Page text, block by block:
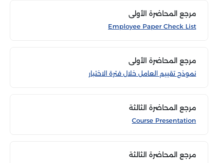
مرجع المحاضرة الأولى
Employee Paper Check List
مرجع المحاضرة الأولى
نموذج تقييم العامل خلال فترة الاختبار
مرجع المحاضرة الثالثة
Course Presentation
مرجع المحاضرة الثالثة